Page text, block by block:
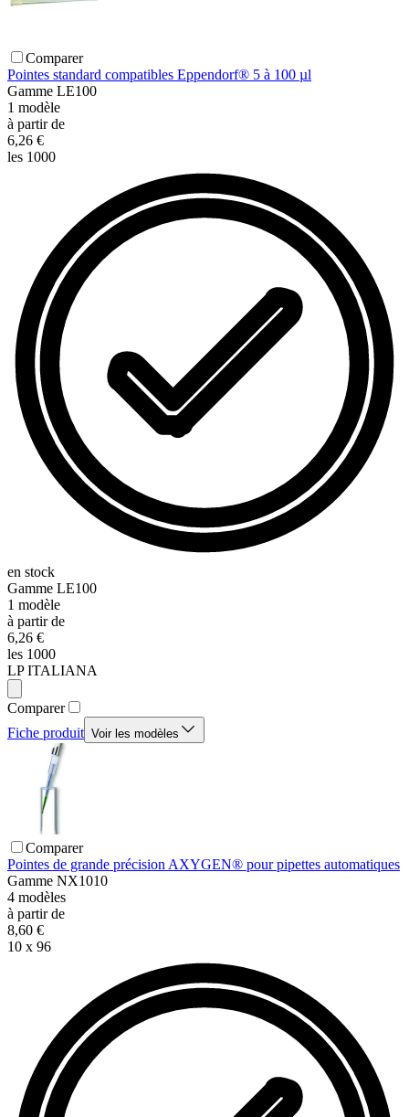
Comparer
Pointes standard compatibles Eppendorf® 5 à 100 µl
Gamme LE100
1 modèle
à partir de
6,26 €
les 1000
en stock
Gamme LE100
1 modèle
à partir de
6,26 €
les 1000
LP ITALIANA
Comparer
Fiche produit Voir les modèles
Comparer
Pointes de grande précision AXYGEN® pour pipettes automatiques
Gamme NX1010
4 modèles
à partir de
8,60 €
10 x 96